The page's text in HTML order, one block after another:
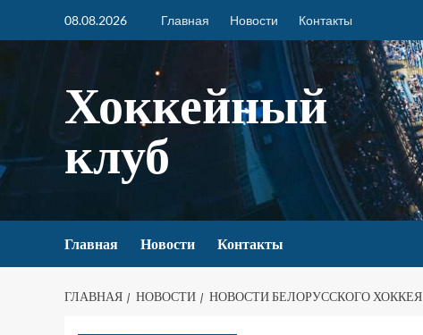
08.08.2026 Главная Новости Контакты
Хоккейный
клуб
Главная Новости Контакты
ГЛАВНАЯ НОВОСТИ НОВОСТИ БЕЛОРУССКОГО ХОККЕЯ